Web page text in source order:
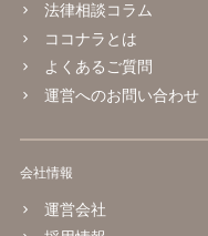
法律相談コラム
ココナラとは
よくあるご質問
運営へのお問い合わせ
会社情報
運営会社